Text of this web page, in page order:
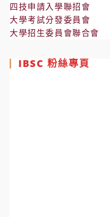
四技申請入學聯招會
大學考試分發委員會
大學招生委員會聯合會
IBSC 粉絲專頁